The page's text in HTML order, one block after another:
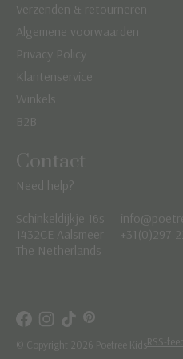
Verzenden & retourneren
Algemene voorwaarden
Privacy Policy
Klantenservice
Winkels
B2B
Contact
Need help?
Schinkeldijkje 16s
1432CE Aalsmeer
The Netherlands
+31(0)297
© Copyright 2026 Poetree Kids RSS-feed